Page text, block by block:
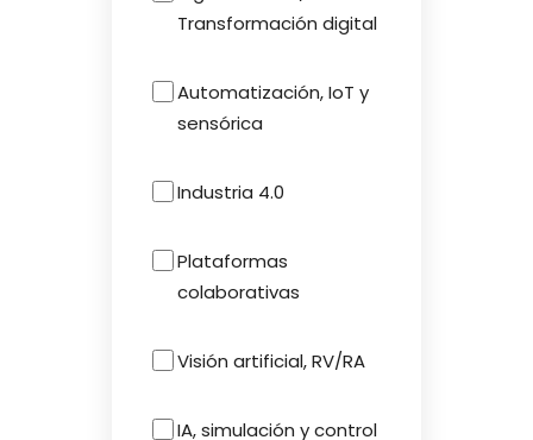
Transformación digital
Automatización, IoT y
sensórica
Industria 4.0
Plataformas
colaborativas
Visión artificial, RV/RA
IA, simulación y control